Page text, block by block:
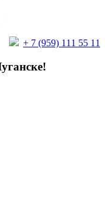
+ 7 (959) 111 55 11